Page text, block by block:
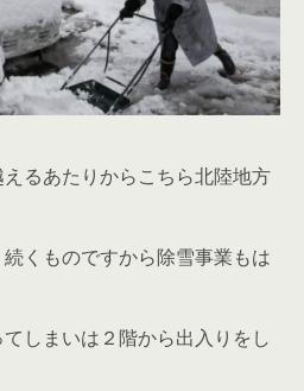
るあたりからこちら北陸地方
くものですから除雪事業もは
しまいは２階から出入りをし